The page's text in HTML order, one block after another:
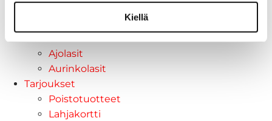
Kiellä
Ajolasit
Aurinkolasit
Tarjoukset
Poistotuotteet
Lahjakortti